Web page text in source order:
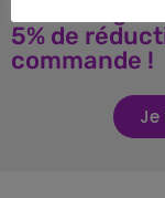
5% de
commande !